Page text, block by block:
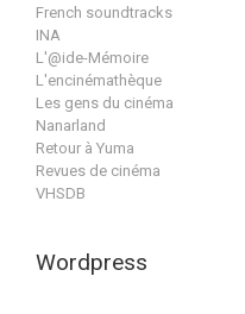
French soundtracks
INA
L'@ide-Mémoire
L'encinémathèque
Les gens du cinéma
Nanarland
Retour à Yuma
Revues de cinéma
VHSDB
Wordpress